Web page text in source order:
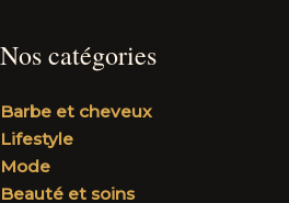
Nos catégories
Barbe et cheveux
Lifestyle
Mode
Beauté et soins